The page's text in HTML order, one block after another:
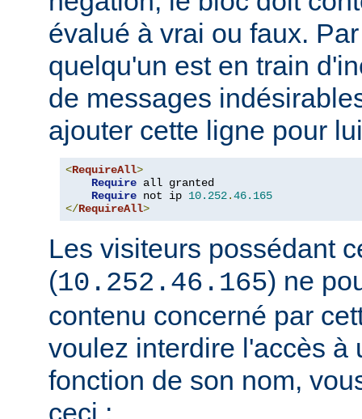
évalué à vrai ou faux.
quelqu'un est en train
de messages
ajouter cette ligne pour
<RequireAll>
Require all granted
Require not ip 10.252.46.165
</RequireAll>
Les visiteurs possédant
(10.252.46.165) ne
contenu concerné par
voulez interdire l'accès à
fonction de son nom,
ceci :